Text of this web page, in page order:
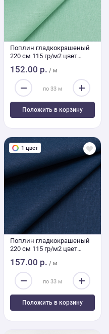
Поплин гладкокрашеный
220 см 115 гр/м2 цвет
152.00 р. / м
Положить в корзину
1 цвет
Поплин гладкокрашеный
220 см 115 гр/м2 цвет
157.00 р. / м
Положить в корзину